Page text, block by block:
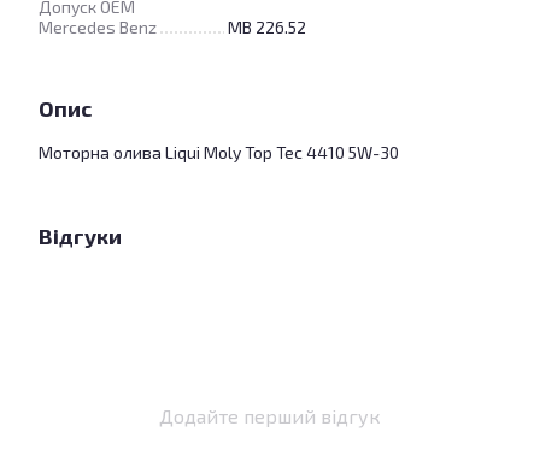
Допуск OEM
Mercedes Benz
MB 226.52
Опис
Моторна олива Liqui Moly Top Tec 4410 5W-30
Відгуки
Додайте перший відгук